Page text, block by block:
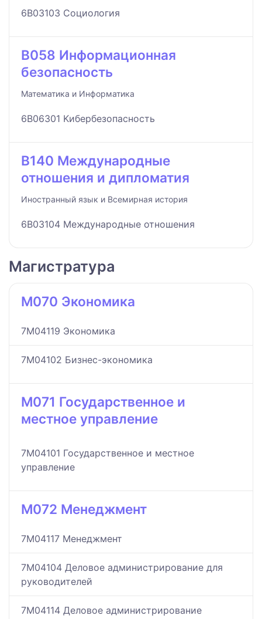
6B03103 Социология
B058 Информационная
безопасность
Математика и Информатика
6B06301 Kибербезопасность
B140 Международные
отношения и дипломатия
Иностранный язык и Всемирная история
6B03104 Международные отношения
Магистратура
M070 Экономика
7M04119 Экономика
7M04102 Бизнес-экономика
M071 Государственное и
местное управление
7M04101 Государственное и местное
управление
M072 Менеджмент
7M04117 Менеджмент
7M04104 Деловое администрирование для
руководителей
7M04114 Деловое администрирование